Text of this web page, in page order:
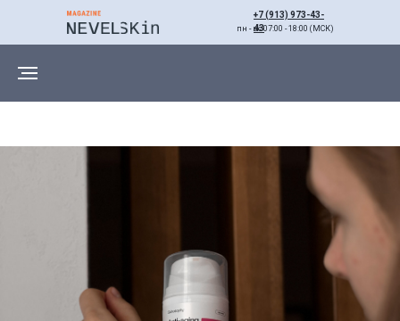
+7 (913) 973-43-
43
пн - вс 07:00 - 18:00 (МСК)